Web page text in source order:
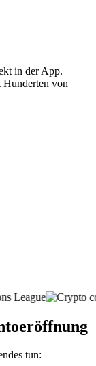
in der App.
Hunderten von
tun: